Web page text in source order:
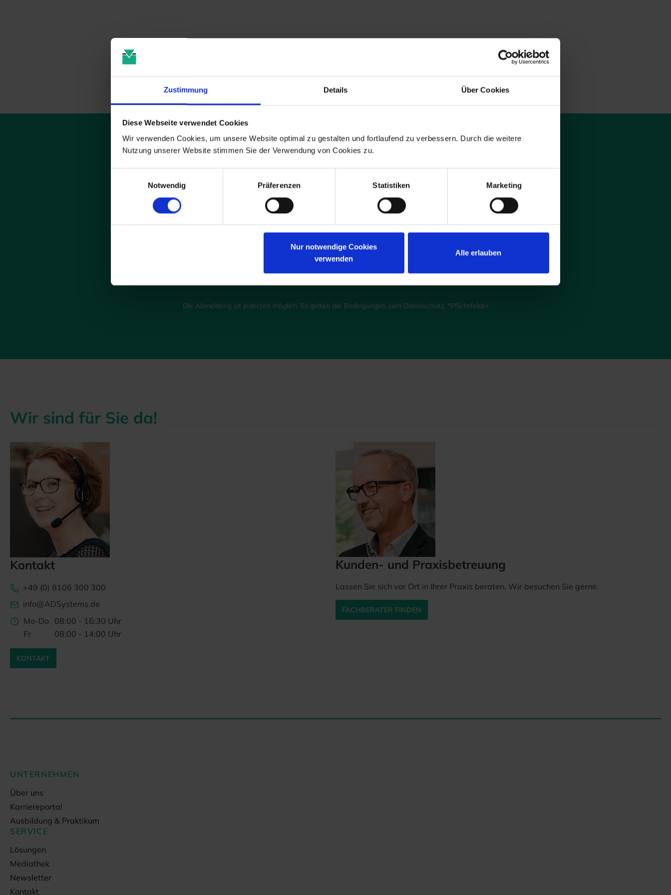
Zustimmung Details Über Cookies
Diese Webseite verwendet Cookies
Wir verwenden Cookies, um unsere Website optimal zu gestalten und fortlaufend zu verbessern. Durch die weitere
Nutzung unserer Website stimmen Sie der Verwendung von Cookies zu.
Notwendig
Präferenzen Statistiken Marketing
Nur notwendige Cookies
verwenden
Alle erlauben
10%
GUTSCHEIN
ADS-Newsmail
Melden Sie sich jetzt für unsere kostenfreie ADS-Newsmail an und
JETZT GUTSCHEIN SICHERN
Die Abmeldung ist jederzeit möglich. Es gelten die Bedingungen zum Datenschutz. *Pflichtfelder
Wir sind für Sie da!
Kontakt
+49 (0) 8106 300 300
info@ADSystems.de
Mo-Do
08:00 - 16:30 Uhr
Fr
08:00 - 14:00 Uhr
KONTAKT
Kunden- und Praxisbetreuung
Lassen Sie sich vor Ort in Ihrer Praxis beraten. Wir besuchen Sie gerne.
FACHBERATER FINDEN
UNTERNEHMEN
Über uns
Karriereportal
Ausbildung & Praktikum
SERVICE
Lösungen
Mediathek
Newsletter
Kontakt